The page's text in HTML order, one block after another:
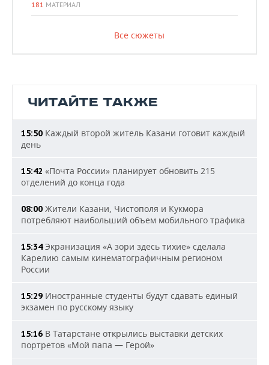
181 МАТЕРИАЛ
Все сюжеты
ЧИТАЙТЕ ТАКЖЕ
15:50 Каждый второй житель Казани готовит каждый
день
15:42 «Почта России» планирует обновить 215
отделений до конца года
08:00 Жители Казани, Чистополя и Кукмора
потребляют наибольший объем мобильного трафика
15:34Экранизация «А зори здесь тихие» сделала
Карелию самым кинематографичным регионом
России
15:29 Иностранные студенты будут сдавать единый
экзамен по русскому языку
15:16 В Татарстане открылись выставки детских
портретов «Мой папа — Герой»